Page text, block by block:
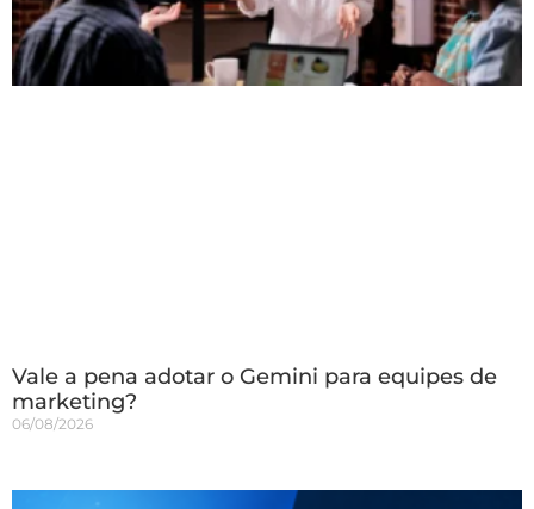
Vale a pena adotar o Gemini para equipes de
marketing?
06/08/2026